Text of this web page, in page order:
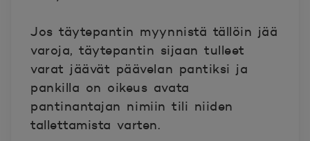
Jos täytepantin myynnistä tällöin jää
varoja, täytepantin sijaan tulleet
varat jäävät päävelan pantiksi ja
pankilla on oikeus avata
pantinantajan nimiin tili niiden
tallettamista varten.